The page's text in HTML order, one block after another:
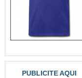
PUBLICITE AQUI